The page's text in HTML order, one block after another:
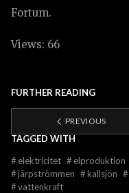
Fortum.
Views: 66
FURTHER READING
PREVIOUS
TAGGED WITH
# elektricitet # elproduktion
#järpströmmen #kallsjön #
#vattenkraft